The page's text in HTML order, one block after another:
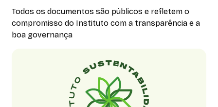
Todos os documentos são públicos e refletem o
compromisso do Instituto com a transparência e a
boa governança